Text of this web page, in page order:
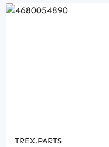
TREX.PARTS